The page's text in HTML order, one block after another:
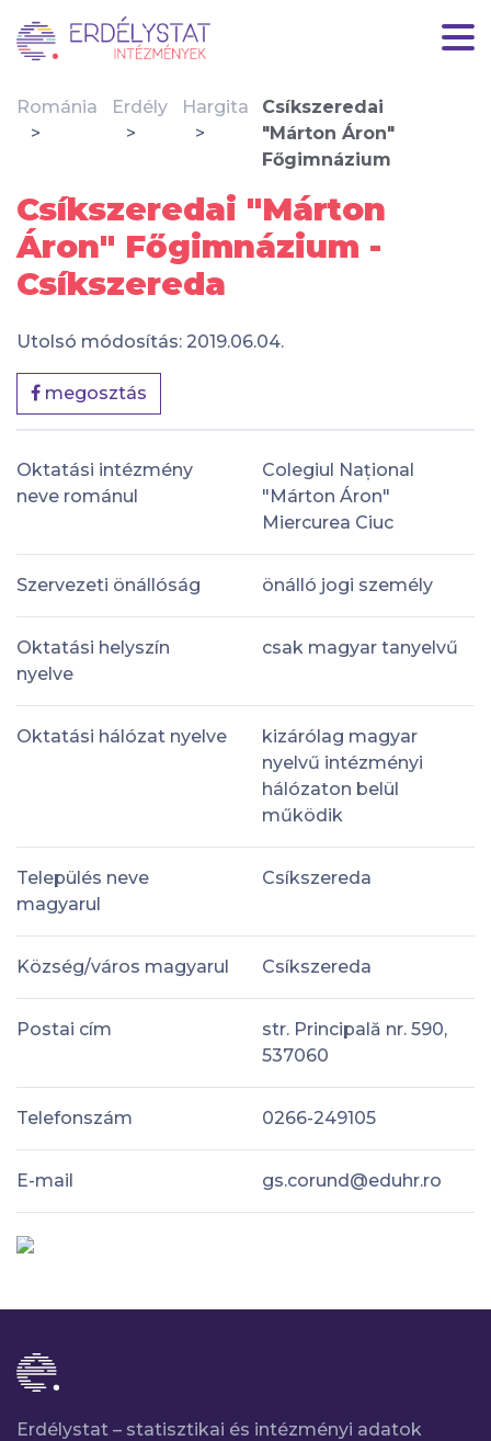
Románia Erdély Hargita
Csíkszeredai
"Márton Áron"
Főgimnázium
Csíkszeredai "Márton
Áron" Főgimnázium -
Csíkszereda
Utolsó módosítás: 2019.06.04.
megosztás
Oktatási intézmény
neve románul
Colegiul Național
"Márton Áron"
Miercurea Ciuc
Szervezeti önállóság önálló jogi személy
Oktatási helyszín
nyelve
csak magyar tanyelvű
Oktatási hálózat nyelve
kizárólag magyar
nyelvű intézményi
hálózaton belül
működik
Település neve
magyarul
Csíkszereda
Község/város magyarul Csíkszereda
Postai cím
str. Principală nr. 590,
537060
Telefonszám 0266-249105
E-mail gs.corund@eduhr.ro
Erdélystat – statisztikai és intézményi adatok